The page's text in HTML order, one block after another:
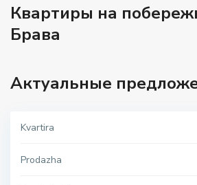
Квартиры на
Брава
Актуальные
Kvartira
Prodazha